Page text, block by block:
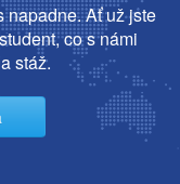
napadne. Ať už jste
co s námi
stáž.